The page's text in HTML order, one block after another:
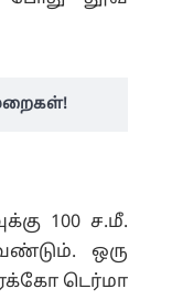
100 ச.மீ.
ஒரு
டெர்மா